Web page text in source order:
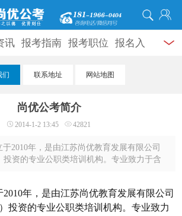
讯 报考指南 报考职位 报名入
查询 面试公告 录用公示
学员风采 名师团队
们 联系地址 网站地图
尚优公考简介
2014-1-2 13:45 42821
2010年，是由江苏尚优教育发展有限公司
投资的专业公职类培训机构。专业致力于含
年，是由江苏尚优教育发展有限公司
）投资的专业公职类培训机构。专业致力